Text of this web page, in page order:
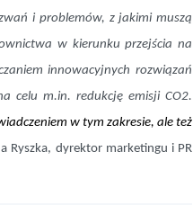
i problemów, z jakimi muszą
w kierunku przejścia na
innowacyjnych rozwiązań
celu m.in. redukcję emisji CO2.
w tym zakresie, ale też
Ryszka, dyrektor marketingu i PR